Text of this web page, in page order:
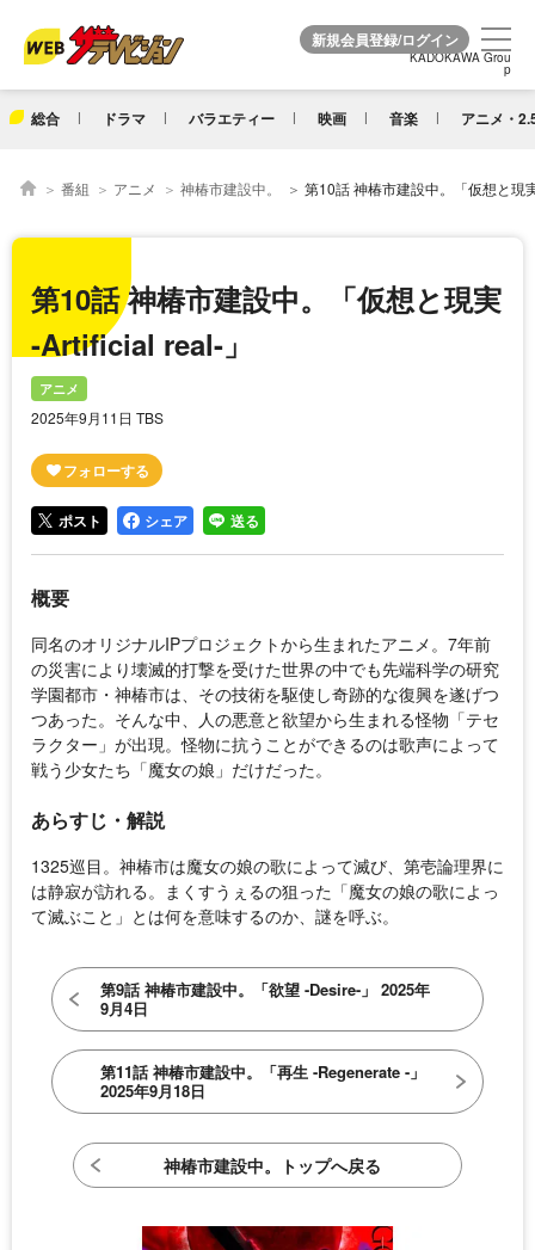
KADOKAWA Grou
p
総合 ドラマ バラエティー 映画 音楽 アニメ・
KADOKAWA Grou
p
番組 アニメ 神椿市建設中。 第10話 神椿市建設中。「仮想と現実
第10話 神椿市建設中。「仮想と現実
-Artificial real-」
アニメ
2025年9月11日 TBS
ポスト シェア 送る
概要
同名のオリジナルIPプロジェクトから生まれたアニメ。7年前
の災害により壊滅的打撃を受けた世界の中でも先端科学の研究
学園都市・神椿市は、その技術を駆使し奇跡的な復興を遂げつ
つあった。そんな中、人の悪意と欲望から生まれる怪物「テセ
ラクター」が出現。怪物に抗うことができるのは歌声によって
戦う少女たち「魔女の娘」だけだった。
あらすじ・解説
1325巡目。神椿市は魔女の娘の歌によって滅び、第壱論理界に
は静寂が訪れる。まくすうぇるの狙った「魔女の娘の歌によっ
て滅ぶこと」とは何を意味するのか、謎を呼ぶ。
第9話 神椿市建設中。「欲望 -Desire-」 2025年
9月4日
第11話 神椿市建設中。「再生 -Regenerate -」
2025年9月18日
神椿市建設中。トップへ戻る